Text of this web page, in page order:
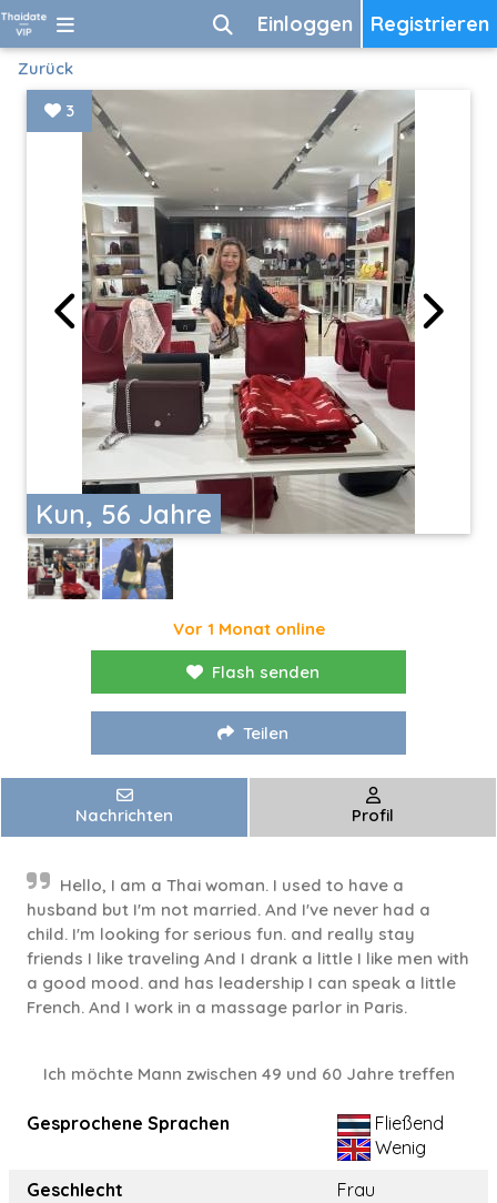
Registrieren
Einloggen
Zurück
Kun, 56 Jahre
3
Vor 1 Monat online
Flash senden
Teilen
Nachrichten Profil
Hello, I am a Thai woman. I used to have a
husband but I'm not married. And I've never had a
child. I'm looking for serious fun. and really stay
friends I like traveling And I drank a little I like men with
a good mood. and has leadership I can speak a little
French. And I work in a massage parlor in Paris.
Ich möchte Mann zwischen 49 und 60 Jahre treffen
Gesprochene Sprachen
Fließend
Wenig
Geschlecht
Frau